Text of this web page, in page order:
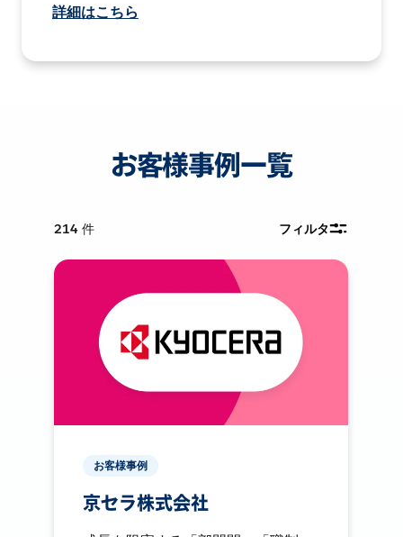
詳細はこちら
お客様事例一覧
214 件 フィルタ
お客様事例
京セラ株式会社